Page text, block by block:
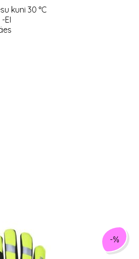
kuni 30 °C
EI
-%